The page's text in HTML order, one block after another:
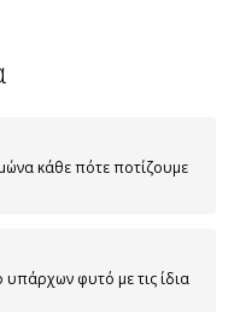
κάθε πότε ποτίζουμε
φυτό με τις ίδια